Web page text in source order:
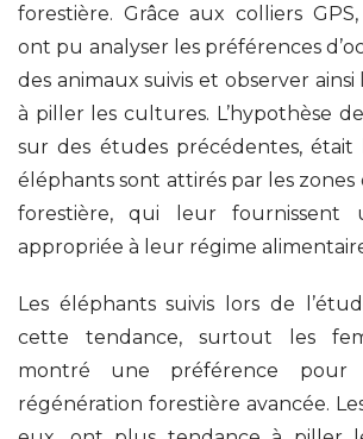
forestière. Grâce aux colliers
ont pu analyser les préférences
des animaux suivis et observer
à piller les cultures. L’hypothèse
sur des études précédentes, était
éléphants sont attirés par les
forestière, qui leur fournissent
appropriée à leur régime
Les éléphants suivis lors de
cette tendance, surtout les
montré une préférence pour
régénération forestière avancée.